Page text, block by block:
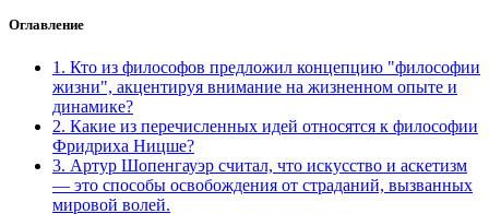
Оглавление
1. Кто из философов предложил концепцию "философии
жизни", акцентируя внимание на жизненном опыте и
динамике?
2. Какие из перечисленных идей относятся к философии
Фридриха Ницше?
3. Артур Шопенгауэр считал, что искусство и аскетизм
— это способы освобождения от страданий, вызванных
мировой волей.